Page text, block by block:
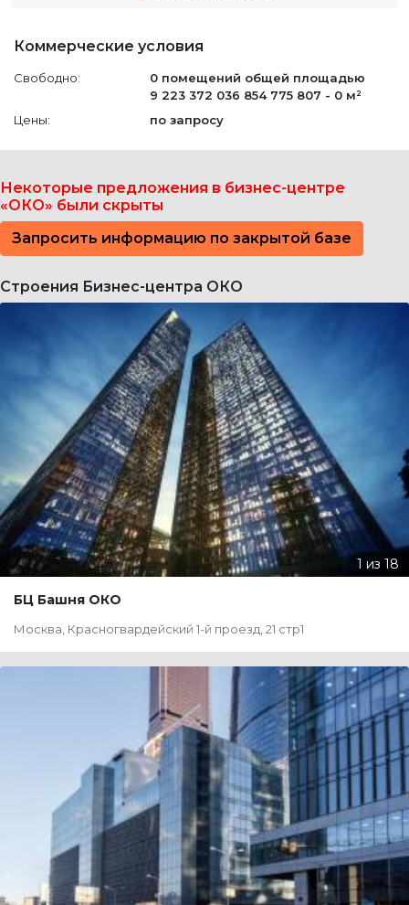
Коммерческие условия
Свободно: 0 помещений общей площадью
9 223 372 036 854 775 807 - 0 м²
Цены:
по запросу
Некоторые предложения в бизнес-центре
«ОКО» были скрыты
Запросить информацию по закрытой базе
Строения Бизнес-центра ОКО
БЦ Башня ОКО
Москва, Красногвардейский 1-й проезд, 21 стр1
без комиссии